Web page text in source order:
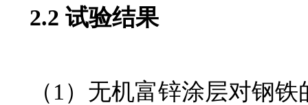
2.2 试验结果
（1）无机富锌涂层对钢铁